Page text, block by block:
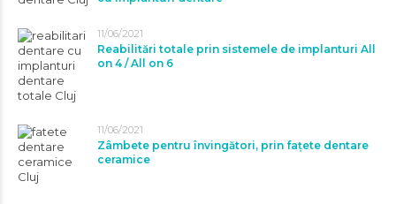
11/06/2021
Reabilitări totale prin sistemele de implanturi All
on 4 / All on 6
11/06/2021
Zâmbete pentru învingători, prin fațete dentare
ceramice